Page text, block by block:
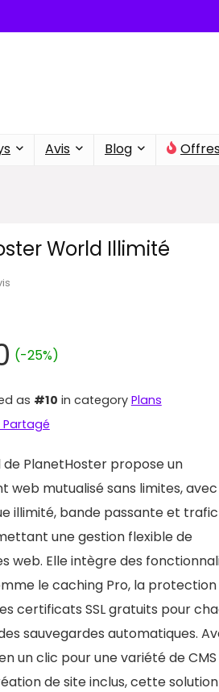
Avis Blog
World Illimité
(-25%)
as #10 in category Plans
de PlanetHoster propose un
web mutualisé sans limites, avec
illimité, bande passante et trafic
une gestion flexible de
web. Elle intègre des
le caching Pro, la protection
certificats SSL gratuits pour
sauvegardes automatiques.
un clic pour une variété de
de site inclus, cette